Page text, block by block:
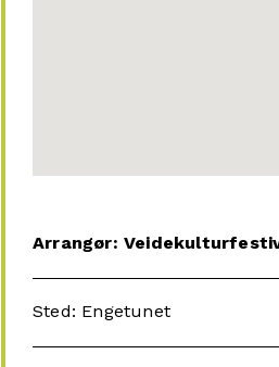
Arrangør:
Sted: Engetunet